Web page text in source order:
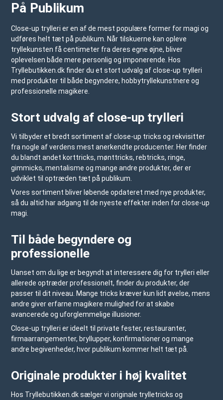
På Publikum
Close-up trylleri er en af de mest populære former for magi og
udføres helt tæt på publikum. Når tilskuerne kan opleve
tryllekunsten få centimeter fra deres egne øjne, bliver
oplevelsen både mere personlig og imponerende. Hos
Tryllebutikken.dk finder du et stort udvalg af close-up trylleri
med produkter til både begyndere, hobbytryllekunstnere og
professionelle magikere.
Stort udvalg af close-up trylleri
Vi tilbyder et bredt sortiment af close-up tricks og rekvisitter
fra nogle af verdens mest anerkendte producenter. Her finder
du blandt andet korttricks,mønttricks, rebtricks, ringe,
gimmicks,mentalisme og mange andre produkter, der er
udviklet til optræden tæt på publikum.
Vores sortiment bliver løbende opdateret med nye produkter,
så du altid har adgang til de nyeste effekter inden for close-up
magi.
Til både begyndere og
professionelle
Uanset om du lige er begyndt at interessere dig for trylleri eller
allerede optræder professionelt, finder du produkter, der
passer til dit niveau. Mange tricks kræver kun lidt øvelse, mens
andre giver erfarne magikere mulighed for at skabe
avancerede og uforglemmelige illusioner.
Close-up trylleri er ideelt til private fester, restauranter,
firmaarrangementer, bryllupper, konfirmationer og mange
andre begivenheder, hvor publikum kommer helt tæt på.
Originale produkter i høj kvalitet
Hos Tryllebutikken.dksælger vi originale trylletricks og